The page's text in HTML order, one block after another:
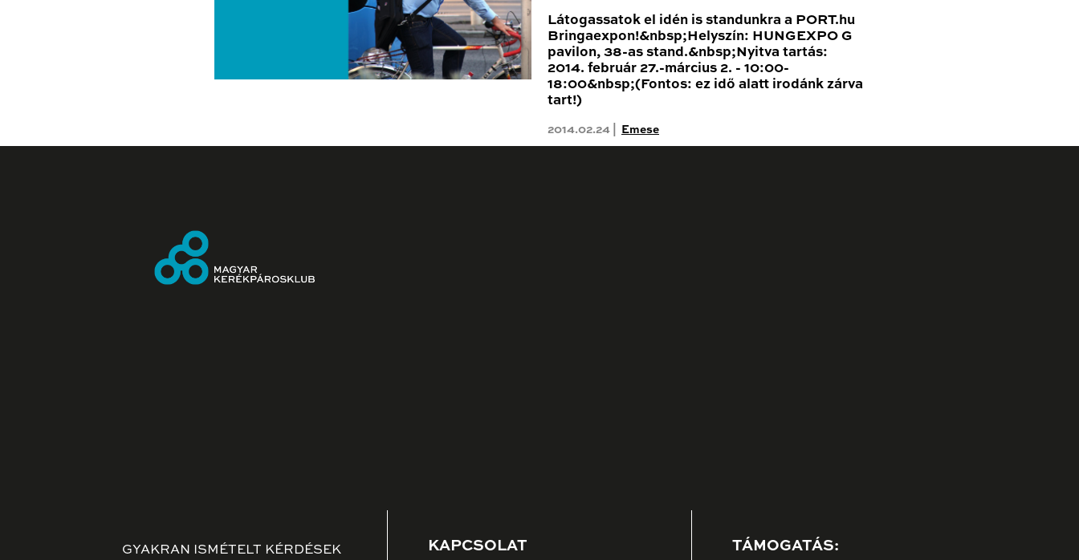
Látogassatok el idén is standunkra a PORT.hu
Bringaexpon!&nbsp;Helyszín: HUNGEXPO G
pavilon, 38-as stand.&nbsp;Nyitva tartás:
2014. február 27.-március 2. - 10:00-
18:00&nbsp;(Fontos: ez idő alatt irodánk zárva
tart!)
2014.02.24 | Emese
GYAKRAN ISMÉTELT KÉRDÉSEK KAPCSOLAT TÁMOGATÁS: